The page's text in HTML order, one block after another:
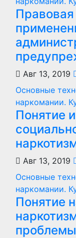
Авг 13, 2019
Основные
наркомании.
Понятие
Авг 13, 2019
Основные
наркомании.
Понятие
проблемы